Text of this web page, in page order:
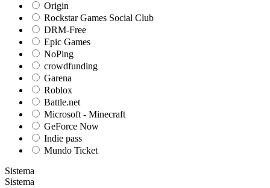
Origin
Rockstar Games Social Club
DRM-Free
Epic Games
NoPing
crowdfunding
Garena
Roblox
Battle.net
Microsoft - Minecraft
GeForce Now
Indie pass
Mundo Ticket
Sistema
Sistema